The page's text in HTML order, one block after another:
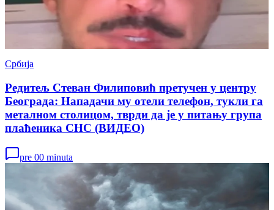
Србија
Редитељ Стеван Филиповић претучен у центру
Београда: Нападачи му отели телефон, тукли га
металном столицом, тврди да је у питању група
плаћеника СНС (ВИДЕО)
pre 00 minuta